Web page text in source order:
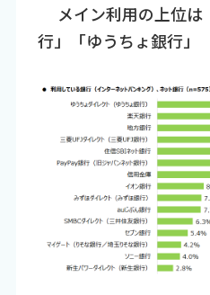
メイン利用の上位は
行」「ゆうちょ銀行」